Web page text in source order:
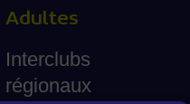
Adultes
Interclubs
régionaux